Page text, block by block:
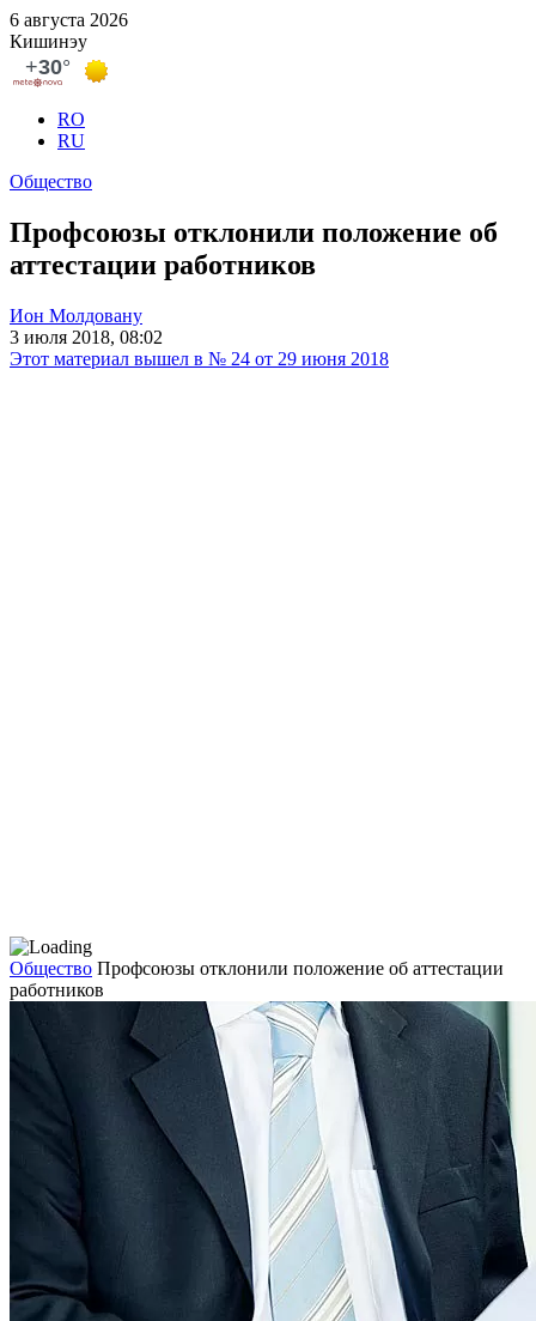
6 августа 2026
Кишинэу
RO
RU
Общество
Профсоюзы отклонили положение об
аттестации работников
Ион Молдовану
3 июля 2018, 08:02
Этот материал вышел в № 24 от 29 июня 2018
Общество Профсоюзы отклонили положение об аттестации
работников